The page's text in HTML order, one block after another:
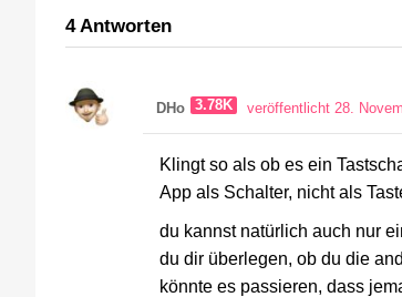
4Antworten
DHo 3.78K veröffentlicht 28.
Klingt so als ob es ein
App als Schalter, nicht als
du kannst natürlich auch nur
du dir überlegen, ob du die
könnte es passieren, dass